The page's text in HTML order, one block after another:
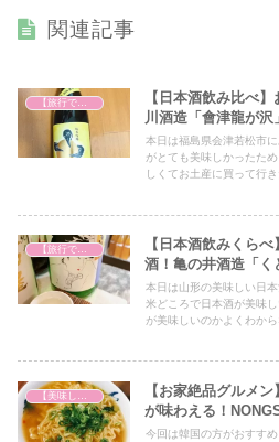
関連記事
【旅行で心を癒そう】
【日本酒飲み比べ
川酒造「會津龍が沢
本日は福島県会津若松市
がとても美味しかったた
しくてお土産に買って行
【旅行で心を癒そう】
【日本酒飲みくら
酒！亀の井酒造「
本日は山形の美味しい日
米どころで日本酒が美味
が美味しいのかよくわか
【美味しいは正義】
【お家絶品グルメ
が味わえる！
今回は韓国の方がおすす